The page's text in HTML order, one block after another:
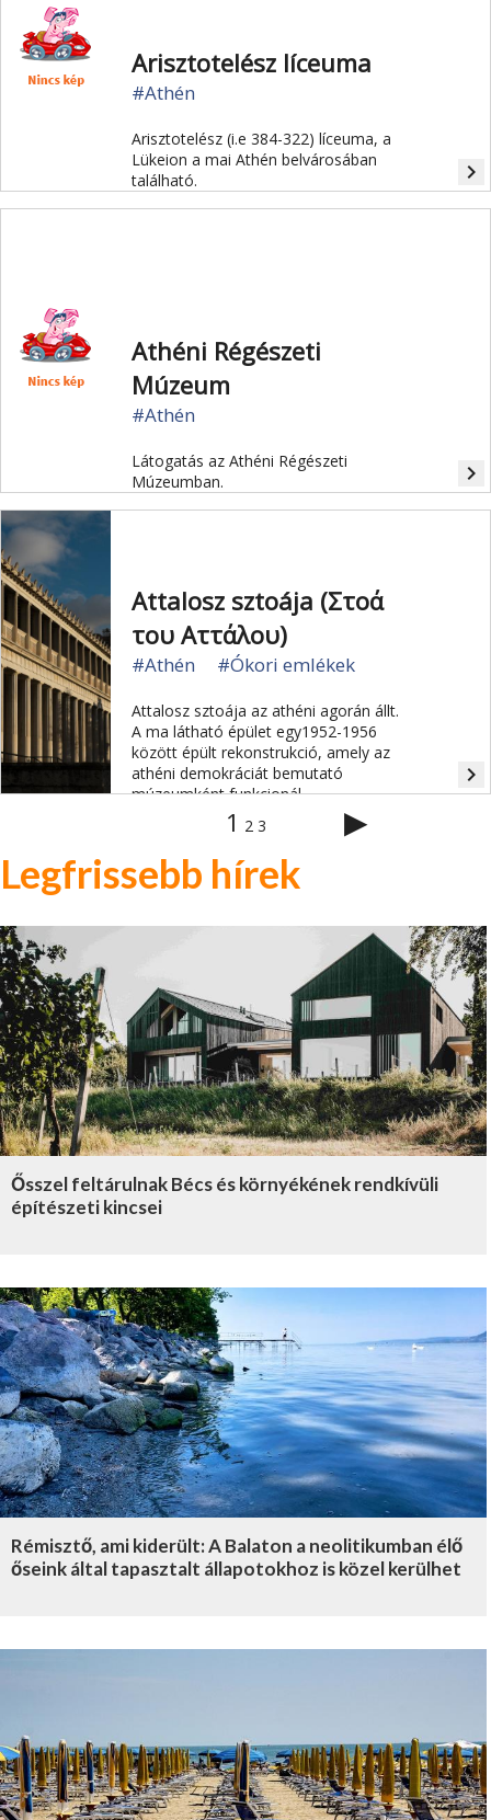
Arisztotelész líceuma
#Athén
Arisztotelész (i.e 384-322) líceuma, a
Lükeion a mai Athén belvárosában
található.
navigate_next
Athéni Régészeti
Múzeum
#Athén
Látogatás az Athéni Régészeti
Múzeumban.
navigate_next
Attalosz sztoája (Στοά
του Αττάλου)
#Athén #Ókori emlékek
Attalosz sztoája az athéni agorán állt.
A ma látható épület egy1952-1956
között épült rekonstrukció, amely az
athéni demokráciát bemutató
múzeumként funkcionál.
navigate_next
1 2 3 ▶
Legfrissebb hírek
Ősszel feltárulnak Bécs és környékének rendkívüli
építészeti kincsei
Rémisztő, ami kiderült: A Balaton a neolitikumban élő
őseink által tapasztalt állapotokhoz is közel kerülhet